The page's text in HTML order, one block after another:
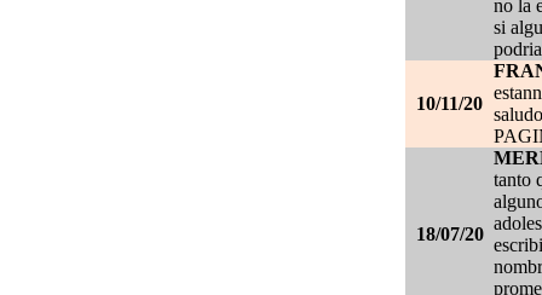
no la
si
10/11/20
18/07/20
tanto